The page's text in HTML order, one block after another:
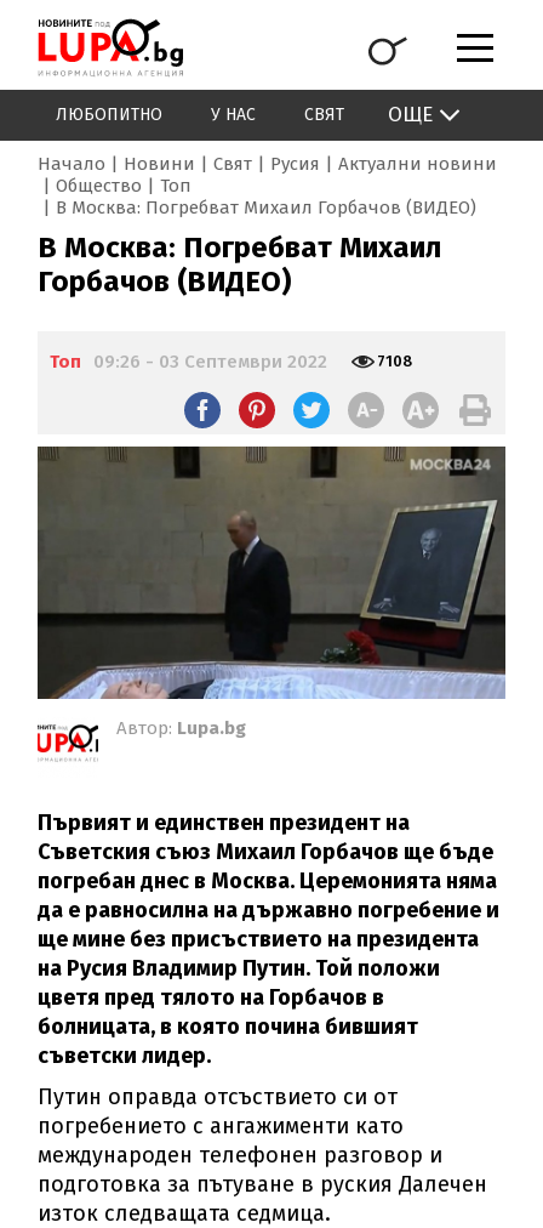
ЛЮБОПИТНО У НАС СВЯТ ОЩЕ
Начало Новини Свят Русия
Актуални новини
Общество
Топ
В Москва: Погребват Михаил Горбачов (ВИДЕО)
В Москва: Погребват Михаил
Горбачов (ВИДЕО)
Топ 09:26 - 03 Септември 2022 7108
Автор: Lupa.bg
Първият и единствен президент на
Съветския съюз Михаил Горбачов ще бъде
погребан днес в Москва. Церемонията няма
да е равносилна на държавно погребение и
ще мине без присъствието на президента
на Русия Владимир Путин. Той положи
цветя пред тялото на Горбачов в
болницата, в която почина бившият
съветски лидер.
Путин оправда отсъствието си от
погребението с ангажименти като
международен телефонен разговор и
подготовка за пътуване в руския Далечен
изток следващата седмица.